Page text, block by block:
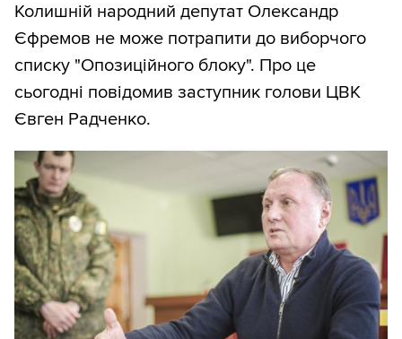
Колишній народний депутат Олександр
Єфремов не може потрапити до виборчого
списку "Опозиційного блоку". Про це
сьогодні повідомив заступник голови ЦВК
Євген Радченко.